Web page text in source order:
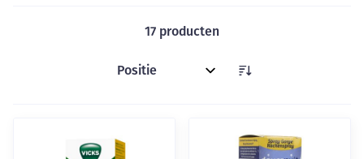
17 producten
Sorteer op: